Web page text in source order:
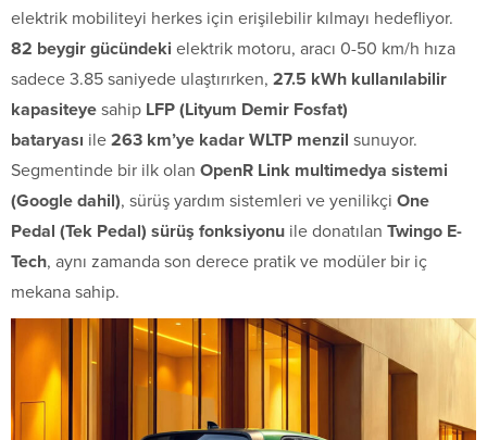
elektrik mobiliteyi herkes için erişilebilir kılmayı hedefliyor.
82 beygir gücündeki elektrik motoru, aracı 0-50 km/h hıza
sadece 3.85 saniyede ulaştırırken, 27.5 kWh kullanılabilir
kapasiteye sahip LFP (Lityum Demir Fosfat)
bataryası ile 263 km’ye kadar WLTP menzil sunuyor.
Segmentinde bir ilk olan OpenR Link multimedya sistemi
(Google dahil), sürüş yardım sistemleri ve yenilikçi One
Pedal (Tek Pedal) sürüş fonksiyonu ile donatılan Twingo E-
Tech, aynı zamanda son derece pratik ve modüler bir iç
mekana sahip.